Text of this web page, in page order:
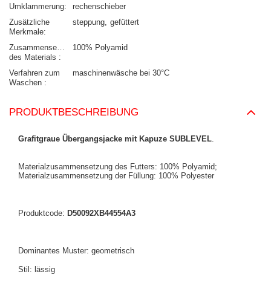
Umklammerung
rechenschieber
Zusätzliche
Merkmale
steppung gefüttert
Zusammensetzung
des Materials
100% Polyamid
Verfahren zum
Waschen
maschinenwäsche bei 30°C
PRODUKTBESCHREIBUNG
Grafitgraue Übergangsjacke mit Kapuze SUBLEVEL.
Materialzusammensetzung des Futters: 100% Polyamid;
Materialzusammensetzung der Füllung: 100% Polyester
Produktcode: D50092XB44554A3
Dominantes Muster: geometrisch
Stil: lässig